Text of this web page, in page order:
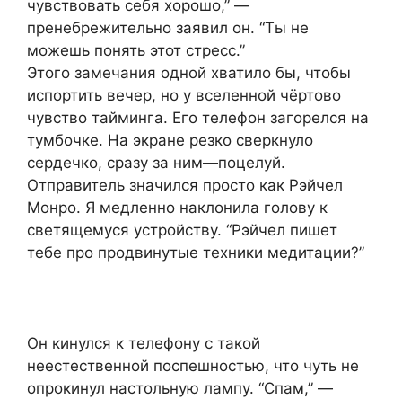
чувствовать себя хорошо,” —
пренебрежительно заявил он. “Ты не
можешь понять этот стресс.”
Этого замечания одной хватило бы, чтобы
испортить вечер, но у вселенной чёртово
чувство тайминга. Его телефон загорелся на
тумбочке. На экране резко сверкнуло
сердечко, сразу за ним—поцелуй.
Отправитель значился просто как Рэйчел
Монро. Я медленно наклонила голову к
светящемуся устройству. “Рэйчел пишет
тебе про продвинутые техники медитации?”
Он кинулся к телефону с такой
неестественной поспешностью, что чуть не
опрокинул настольную лампу. “Спам,” —